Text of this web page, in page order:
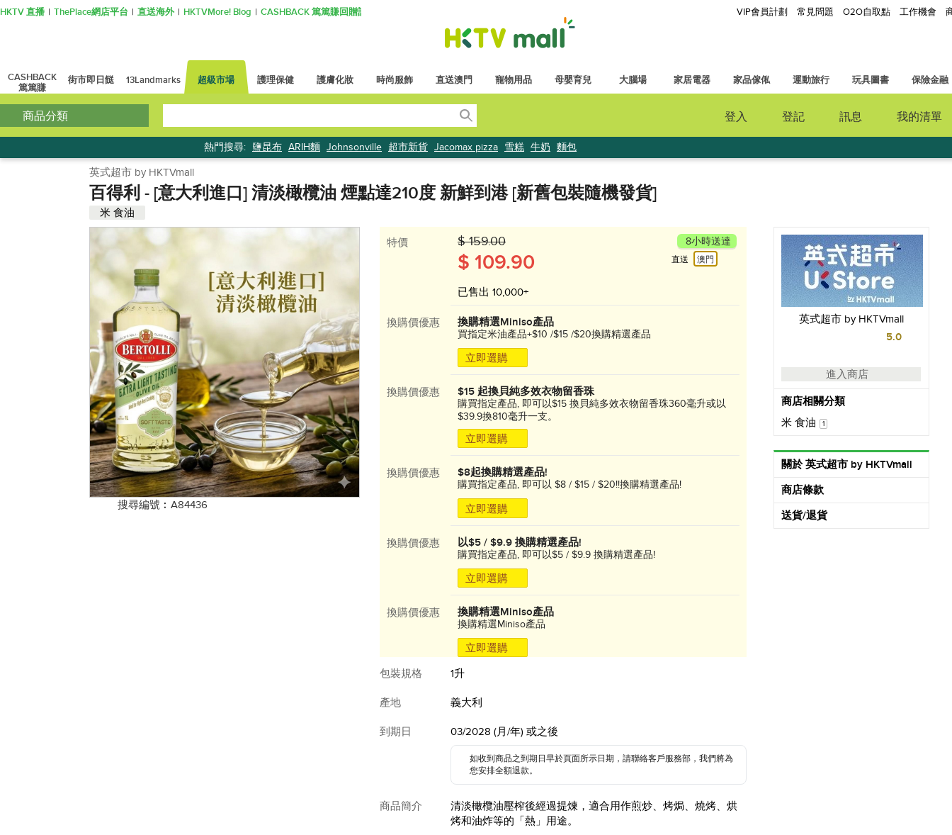
HKTV 直播 ThePlace網店平台 直送海外 HKTVMore! Blog CASHBACK 篤篤賺回贈計劃 VIP會員計劃 常見問題 O2O自取點 工作機會
CASHBACK
篤篤賺
街市即日餸 13Landmarks 超級市場 護理保健 護膚化妝 時尚服飾 直送澳門 寵物用品 母嬰育兒 大腦場 家居電器 家品傢俬 運動旅行 玩具圖書 保險金融
商品分類 登入 登記 訊息 我的清單
熱門搜尋: 鹽昆布 ARIH麵 Johnsonville 超市新貨 Jacomax pizza 雪糕 牛奶 麵包
英式超市 by HKTVmall
百得利 - [意大利進口] 清淡橄欖油 煙點達210度 新鮮到港 [新舊包裝隨機發貨]
米 食油
搜尋編號︰A84436
特價 $ 159.00
$ 109.90
8小時送達
直送 澳門
已售出 10,000+
換購價優惠 換購精選Miniso產品
買指定米油產品+$10 /$15 /$20換購精選產品
立即選購
換購價優惠 $15 起換貝純多效衣物留香珠
購買指定產品, 即可以$15 換貝純多效衣物留香珠360毫升或以
$39.9換810毫升一支。
立即選購
換購價優惠 $8起換購精選產品!
購買指定產品, 即可以 $8 / $15 / $20!!換購精選產品!
立即選購
換購價優惠 以$5 / $9.9 換購精選產品!
購買指定產品, 即可以$5 / $9.9 換購精選產品!
立即選購
換購價優惠 換購精選Miniso產品
換購精選Miniso產品
立即選購
包裝規格
1升
產地 義大利
到期日 03/2028 (月/年) 或之後
如收到商品之到期日早於頁面所示日期，請聯絡客戶服務部，我們將為
您安排全額退款。
商品簡介
清淡橄欖油壓榨後經過提煉，適合用作煎炒、烤焗、燒烤、烘
烤和油炸等的「熱」用途。
英式超市 by HKTVmall
5.0
進入商店
商店相關分類
米 食油 1
關於 英式超市 by HKTVmall
商店條款
送貨/退貨